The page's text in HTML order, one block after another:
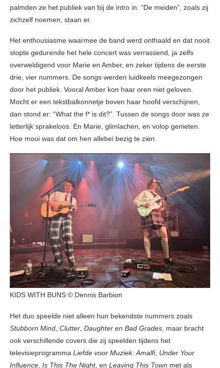
palmden ze het publiek van bij de intro in. “De meiden”, zoals zij
zichzelf noemen, staan er.
Het enthousiasme waarmee de band werd onthaald en dat nooit
stopte gedurende het hele concert was verrassend, ja zelfs
overweldigend voor Marie en Amber, en zeker tijdens de eerste
drie, vier nummers. De songs werden luidkeels meegezongen
door het publiek. Vooral Amber kon haar oren niet geloven.
Mocht er een tekstbalkonnetje boven haar hoofd verschijnen,
dan stond er: “What the f* is dit?”. Tussen de songs door was ze
letterlijk sprakeloos. En Marie, glimlachen, en volop genieten.
Hoe mooi was dat om hen allebei bezig te zien.
KIDS WITH BUNS © Dennis Barbion
Het duo speelde niet alleen hun bekendste nummers zoals
Stubborn Mind, Clutter, Daughter en Bad Grades, maar bracht
ook verschillende covers die zij speelden tijdens het
televisieprogramma Liefde voor Muziek:Amalfi, Under Your
Influence, Is This The Night, en Leaving This Town met als